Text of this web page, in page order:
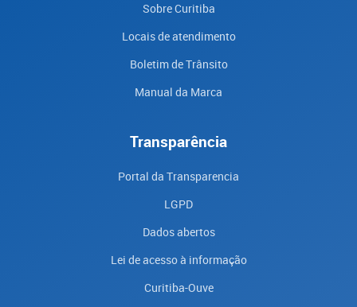
Sobre Curitiba
Locais de atendimento
Boletim de Trânsito
Manual da Marca
Transparência
Portal da Transparencia
LGPD
Dados abertos
Lei de acesso à informação
Curitiba-Ouve